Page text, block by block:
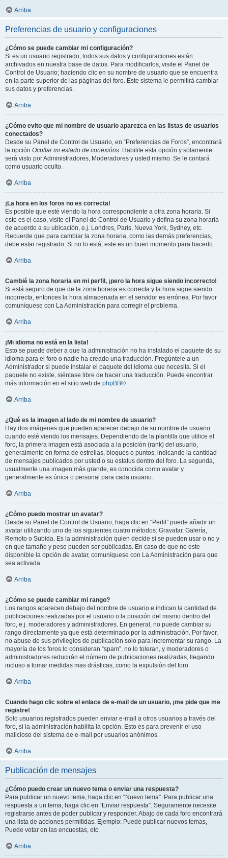
Arriba
Preferencias de usuario y configuraciones
¿Cómo se puede cambiar mi configuración?
Si es un usuario registrado, todos sus datos y configuraciones están
archivados en nuestra base de datos. Para modificarlos, visite el Panel de
Control de Usuario; haciendo clic en su nombre de usuario que se encuentra
en la parte superior de las páginas del foro. Este sistema le permitirá cambiar
sus datos y preferencias.
Arriba
¿Cómo evito que mi nombre de usuario aparezca en las listas de usuarios
conectados?
Desde su Panel de Control de Usuario, en “Preferencias de Foros”, encontrará
la opción Ocultar mi estado de conexións. Habilite esta opción y solamente
será visto por Administradores, Moderadores y usted mismo. Se le contará
como usuario oculto.
Arriba
¡La hora en los foros no es correcta!
Es posible que esté viendo la hora correspondiente a otra zona horaria. Si
este es el caso, visite el Panel de Control de Usuario y defina su zona horaria
de acuerdo a su ubicación, e.j. Londres, París, Nueva York, Sydney, etc.
Recuerde que para cambiar la zona horaria, como las demás preferencias,
debe estar registrado. Si no lo está, este es un buen momento para hacerlo.
Arriba
Cambié la zona horaria en mi perfil, ¡pero la hora sigue siendo incorrecto!
Si está seguro de que de la zona horaria es correcta y la hora sigue siendo
incorrecta, entonces la hora almacenada en el servidor es errónea. Por favor
comuníquese con La Administración para corregir el problema.
Arriba
¡Mi idioma no está en la lista!
Esto se puede deber a que la administración no ha instalado el paquete de su
idioma para el foro o nadie ha creado una traducción. Pregúntele a un
Administrador si puede instalar el paquete del idioma que necesita. Si el
paquete no existe, siéntase libre de hacer una traducción. Puede encontrar
más información en el sitio web de phpBB®
Arriba
¿Qué es la imagen al lado de mi nombre de usuario?
Hay dos imágenes que pueden aparecer debajo de su nombre de usuario
cuando esté viendo los mensajes. Dependiendo de la plantilla que utilice el
foro, la primera imagen está asociada a la posición (rank) del usuario,
generalmente en forma de estrellas, bloques o puntos, indicando la cantidad
de mensajes publicados por usted o su estatus dentro del foro. La segunda,
usualmente una imagen más grande, es conocida como avatar y
generalmente es única o personal para cada usuario.
Arriba
¿Cómo puedo mostrar un avatar?
Desde su Panel de Control de Usuario, haga clic en “Perfil” puede añadir un
avatar utilizando uno de los siguientes cuatro métodos: Gravatar, Galería,
Remoto o Subida. Es la administración quien decide si se pueden usar o no y
en que tamaño y peso pueden ser publicadas. En caso de que no este
disponible la opción de avatar, comuníquese con La Administración para que
sea activada.
Arriba
¿Cómo se puede cambiar mi rango?
Los rangos aparecen debajo del nombre de usuario e indican la cantidad de
publicaciones realizadas por el usuario o la posición del mismo dentro del
foro, e.j. moderadores y administradores. En general, no puede cambiar su
rango directamente ya que está determinado por la administración. Por favor,
no abuse de sus privilegios de publicación solo para incrementar su rango. La
mayoría de los foros lo consideran “spam”, no lo toleran, y moderadores o
administradores reducirán el número de publicaciones realizadas, llegando
incluso a tomar medidas mas drásticas, como la expulsión del foro.
Arriba
Cuando hago clic sobre el enlace de e-mail de un usuario, ¡me pide que me
registre!
Solo usuarios registrados pueden enviar e-mail a otros usuarios a través del
foro, si la administración habilita la opción. Esto es para prevenir el uso
malicioso del sistema de e-mail por usuarios anónimos.
Arriba
Publicación de mensajes
¿Cómo puedo crear un nuevo tema o enviar una respuesta?
Para publicar un nuevo tema, haga clic en “Nuevo tema”. Para publicar una
respuesta a un tema, haga clic en “Enviar respuesta”. Seguramente necesite
registrarse antes de poder publicar y responder. Abajo de cada foro encontrará
una lista de acciones permitidas. Ejemplo: Puede publicar nuevos temas,
Puede votar en las encuestas, etc.
Arriba